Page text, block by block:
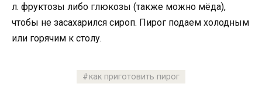
л. фруктозы либо глюкозы (также можно мёда),
чтобы не засахарился сироп. Пирог подаем холодным
или горячим к столу.
как приготовить пирог